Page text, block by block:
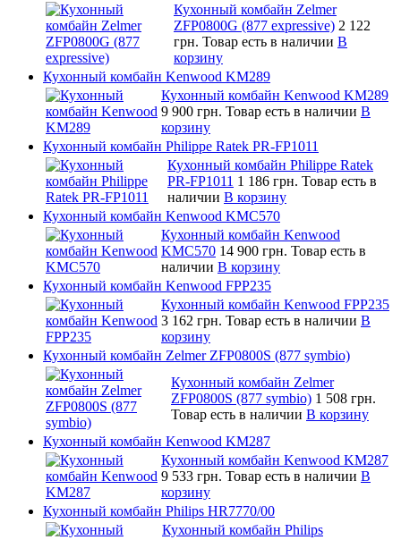
Кухонный комбайн Zelmer
ZFP0800G (877 expressive) 2 122
грн. Товар есть в наличии В
корзину
Кухонный комбайн Kenwood KM289
Кухонный комбайн Kenwood KM289
9 900 грн. Товар есть в наличии В
корзину
Кухонный комбайн Philippe Ratek PR-FP1011
Кухонный комбайн Philippe Ratek
PR-FP1011 1 186 грн. Товар есть в
наличии В корзину
Кухонный комбайн Kenwood KMC570
Кухонный комбайн Kenwood
KMC570 14 900 грн. Товар есть в
наличии В корзину
Кухонный комбайн Kenwood FPP235
Кухонный комбайн Kenwood FPP235
3 162 грн. Товар есть в наличии В
корзину
Кухонный комбайн Zelmer ZFP0800S (877 symbio)
Кухонный комбайн Zelmer
ZFP0800S (877 symbio) 1 508 грн.
Товар есть в наличии В корзину
Кухонный комбайн Kenwood KM287
Кухонный комбайн Kenwood KM287
9 533 грн. Товар есть в наличии В
корзину
Кухонный комбайн Philips HR7770/00
Кухонный комбайн Philips